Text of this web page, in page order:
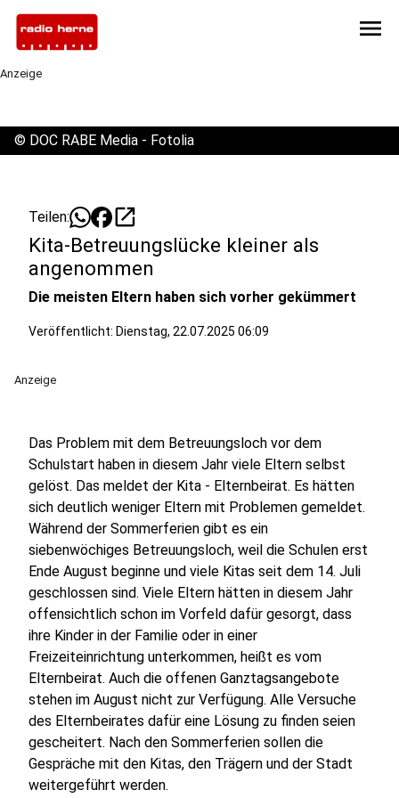
menu
Anzeige
© DOC RABE Media - Fotolia
Teilen: open_in_new
Kita-Betreuungslücke kleiner als
angenommen
Die meisten Eltern haben sich vorher gekümmert
Veröffentlicht: Dienstag, 22.07.2025 06:09
Anzeige
Das Problem mit dem Betreuungsloch vor dem
Schulstart haben in diesem Jahr viele Eltern selbst
gelöst. Das meldet der Kita - Elternbeirat. Es hätten
sich deutlich weniger Eltern mit Problemen gemeldet.
Während der Sommerferien gibt es ein
siebenwöchiges Betreuungsloch, weil die Schulen erst
Ende August beginne und viele Kitas seit dem 14. Juli
geschlossen sind. Viele Eltern hätten in diesem Jahr
offensichtlich schon im Vorfeld dafür gesorgt, dass
ihre Kinder in der Familie oder in einer
Freizeiteinrichtung unterkommen, heißt es vom
Elternbeirat. Auch die offenen Ganztagsangebote
stehen im August nicht zur Verfügung. Alle Versuche
des Elternbeirates dafür eine Lösung zu finden seien
gescheitert. Nach den Sommerferien sollen die
Gespräche mit den Kitas, den Trägern und der Stadt
weitergeführt werden.